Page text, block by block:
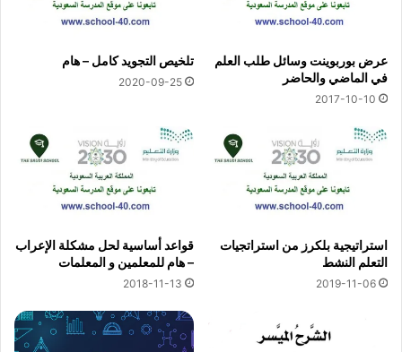
عرض بوربوينت وسائل طلب العلم
في الماضي والحاضر
2017-10-10
تلخيص التجويد كامل – هام
2020-09-25
استراتيجية بلكرز من استراتجيات
التعلم النشط
2019-11-06
قواعد أساسية لحل مشكلة الإعراب
– هام للمعلمين و المعلمات
2018-11-13